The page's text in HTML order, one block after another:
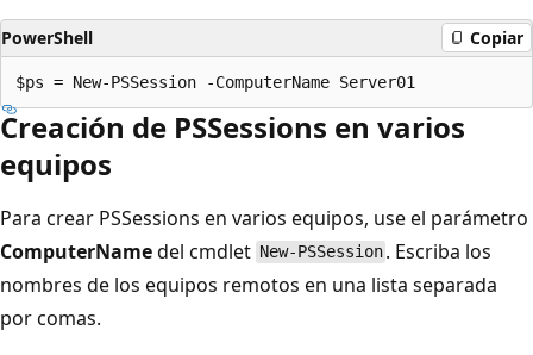
PowerShell Copiar
Creación de PSSessions en varios
equipos
Para crear PSSessions en varios equipos, use el parámetro
ComputerNamedel cmdlet New-PSSession . Escriba los
nombres de los equipos remotos en una lista separada
por comas.